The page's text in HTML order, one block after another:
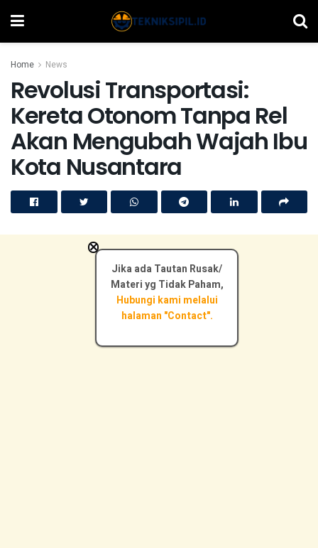
Home News
Revolusi Transportasi:
Kereta Otonom Tanpa Rel
Akan Mengubah Wajah Ibu
Kota Nusantara
Jika ada Tautan Rusak/
Materi yg Tidak Paham,
Hubungi kami melalui
halaman "Contact".
×